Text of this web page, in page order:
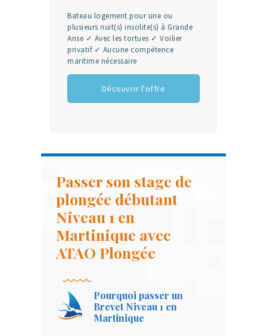
Bateau logement pour une ou
plusieurs nuit(s) insolite(s) à Grande
Anse ✓ Avec les tortues ✓ Voilier
privatif ✓ Aucune compétence
maritime nécessaire
Découvrir l'offre
Passer son stage de
plongée débutant
Niveau 1 en
Martinique avec
ATAO Plongée
Pourquoi passer un
Brevet Niveau 1 en
Martinique